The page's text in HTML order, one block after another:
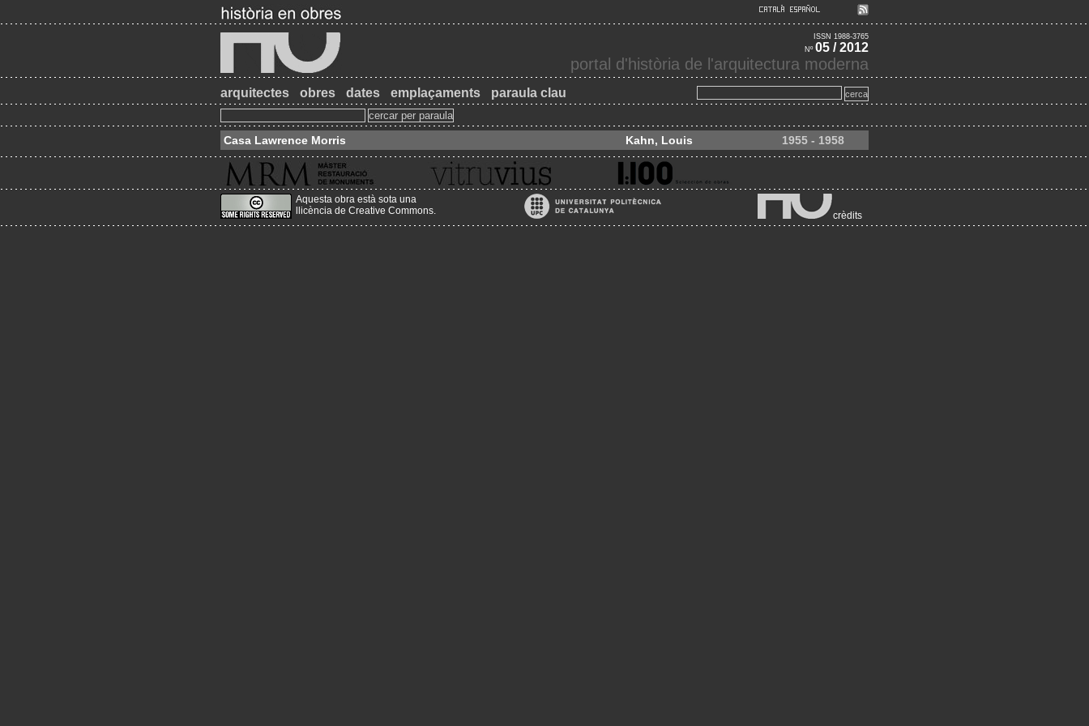
ISSN 1988-3765
Nº 05 / 2012
portal d'història de l'arquitectura moderna
arquitectes obres dates emplaçaments paraula clau
Casa Lawrence Morris Kahn, Louis 1955 - 1958
Aquesta obra està sota una
llicència de Creative Commons. crèdits